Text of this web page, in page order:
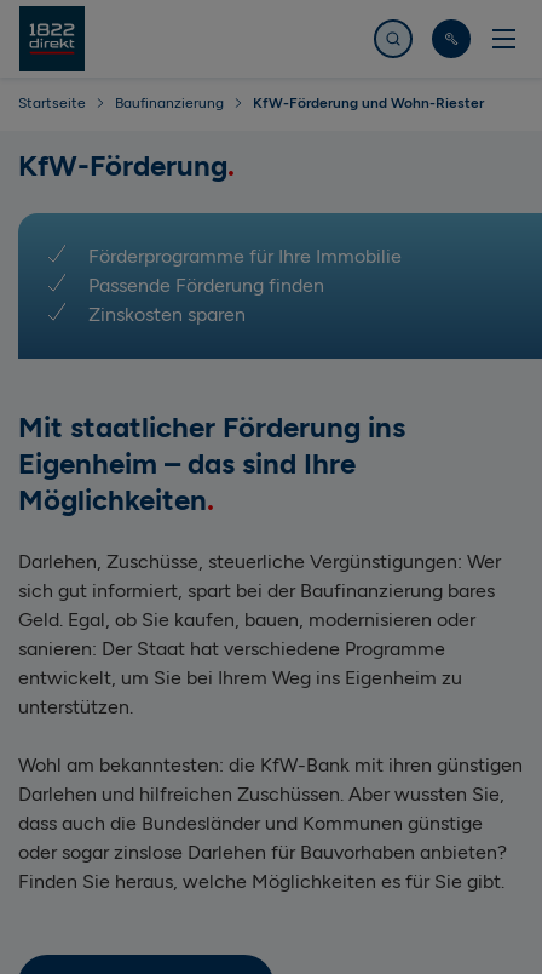
Jetzt suchen
Startseite Baufinanzierung KfW-Förderung und Wohn-Riester
KfW-Förderung
Förderprogramme für Ihre Immobilie
Passende Förderung finden
Zinskosten sparen
Mit staatlicher Förderung ins
Eigenheim – das sind Ihre
Möglichkeiten
Darlehen, Zuschüsse, steuerliche Vergünstigungen: Wer
sich gut informiert, spart bei der Baufinanzierung bares
Geld. Egal, ob Sie kaufen, bauen, modernisieren oder
sanieren: Der Staat hat verschiedene Programme
entwickelt, um Sie bei Ihrem Weg ins Eigenheim zu
unterstützen.
Wohl am bekanntesten: die KfW-Bank mit ihren günstigen
Darlehen und hilfreichen Zuschüssen. Aber wussten Sie,
dass auch die Bundesländer und Kommunen günstige
oder sogar zinslose Darlehen für Bauvorhaben anbieten?
Finden Sie heraus, welche Möglichkeiten es für Sie gibt.